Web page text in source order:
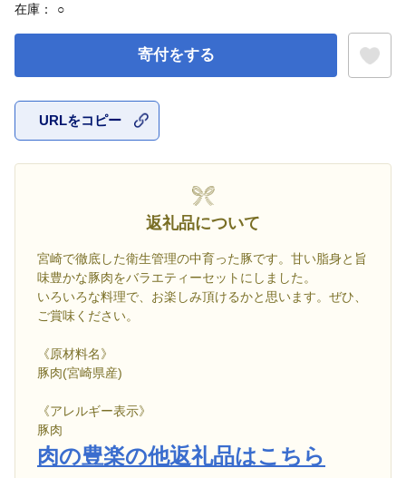
在庫： ○
寄付をする
URLをコピー
返礼品について
宮崎で徹底した衛生管理の中育った豚です。甘い脂身と旨
味豊かな豚肉をバラエティーセットにしました。
いろいろな料理で、お楽しみ頂けるかと思います。ぜひ、
ご賞味ください。
《原材料名》
豚肉(宮崎県産)
《アレルギー表示》
豚肉
肉の豊楽の他返礼品はこちら